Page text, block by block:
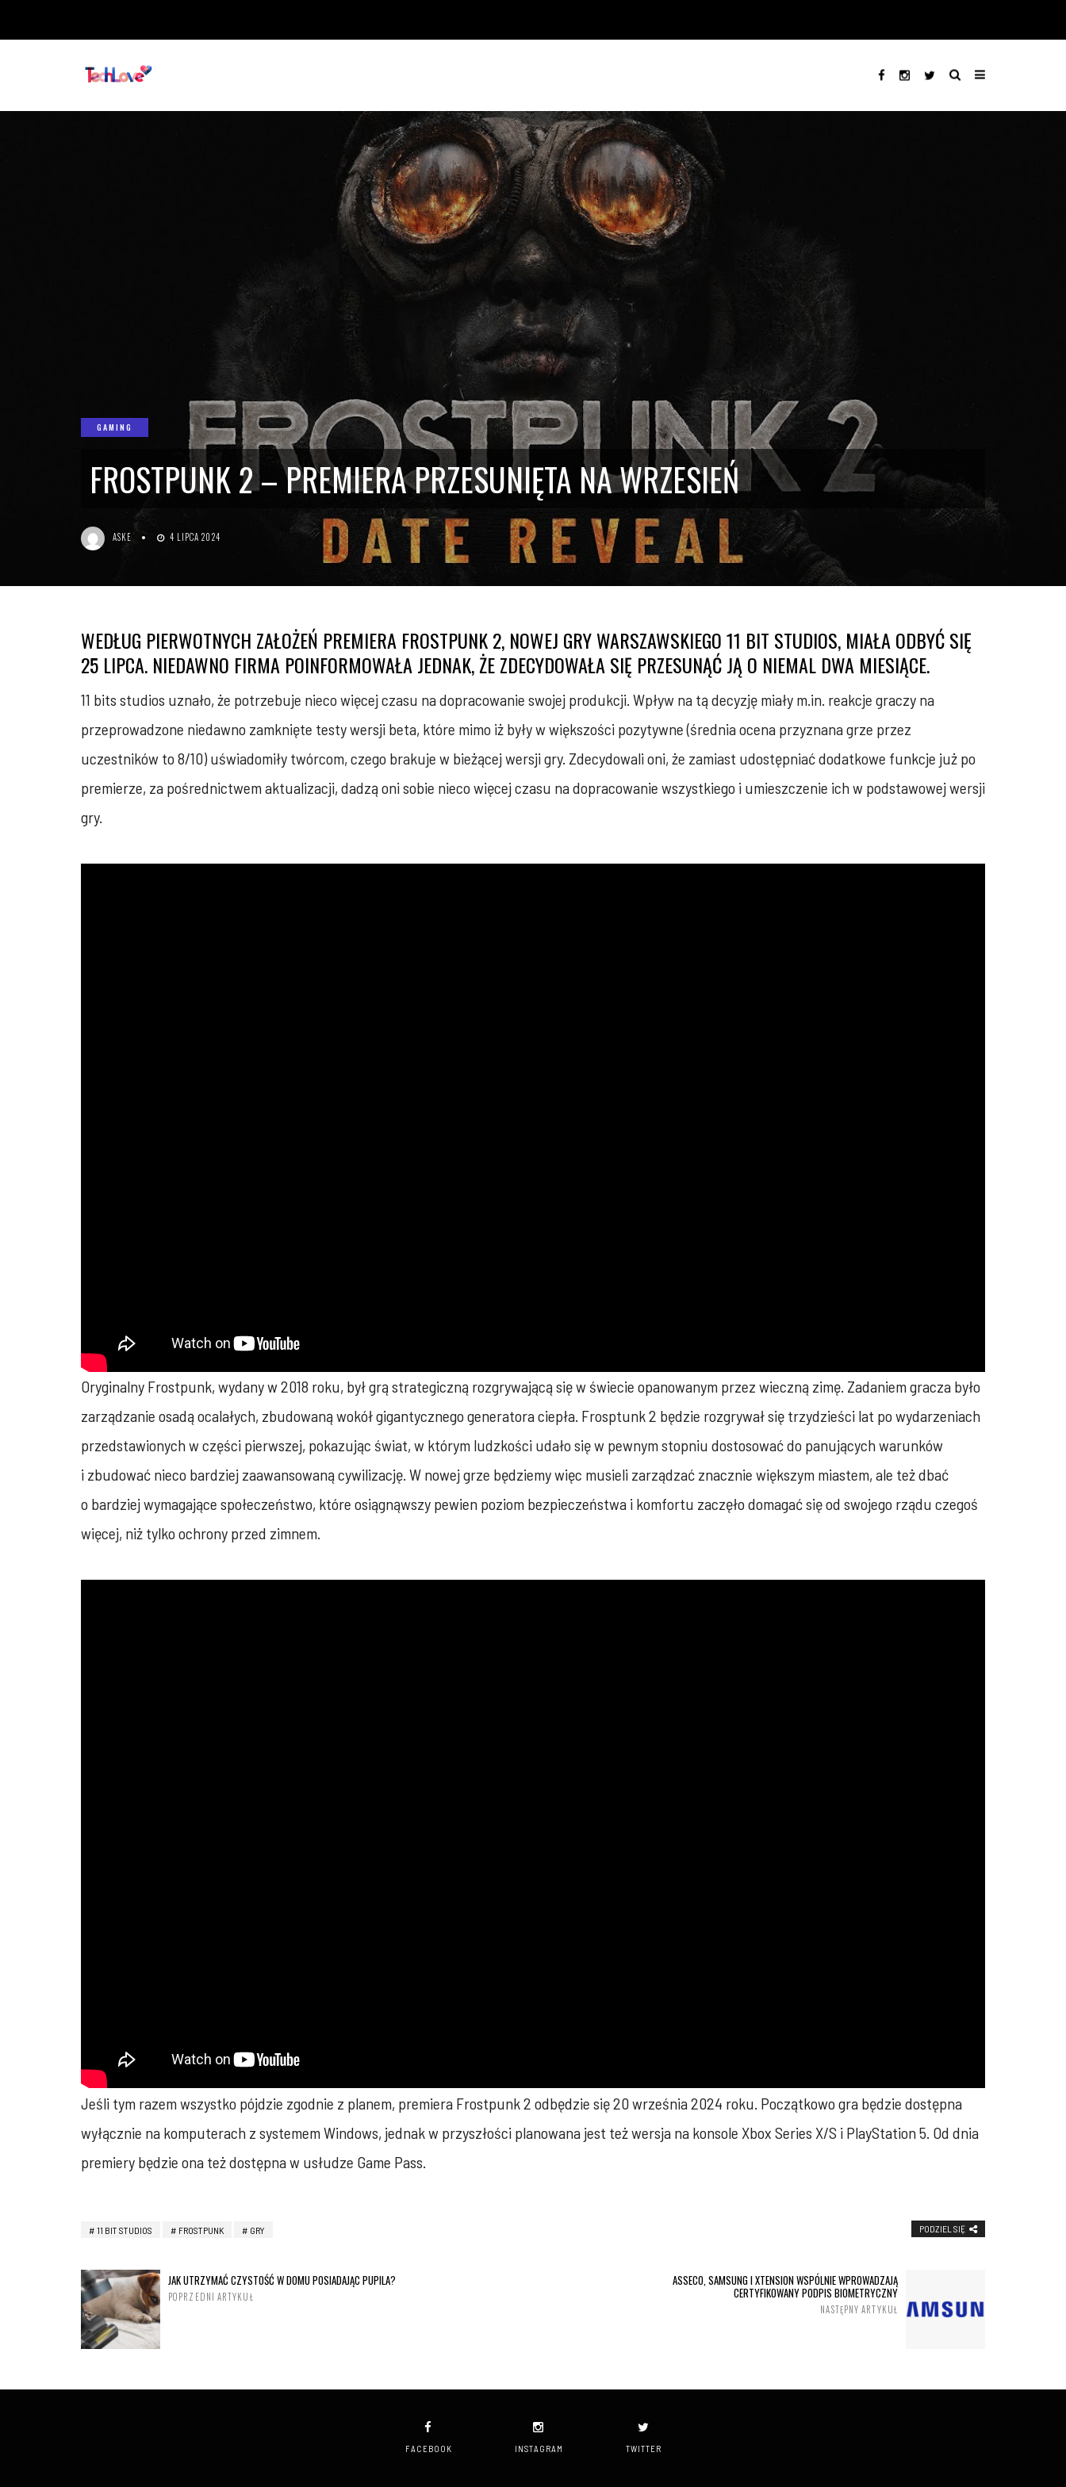
GAMING
FROSTPUNK 2 – PREMIERA PRZESUNIĘTA NA WRZESIEŃ
ASKE 4 LIPCA 2024
WEDŁUG PIERWOTNYCH ZAŁOŻEŃ PREMIERA FROSTPUNK 2, NOWEJ GRY WARSZAWSKIEGO 11 BIT STUDIOS, MIAŁA ODBYĆ SIĘ
25 LIPCA. NIEDAWNO FIRMA POINFORMOWAŁA JEDNAK, ŻE ZDECYDOWAŁA SIĘ PRZESUNĄĆ JĄ O NIEMAL DWA MIESIĄCE.
11 bits studios uznało, że potrzebuje nieco więcej czasu na dopracowanie swojej produkcji. Wpływ na tą decyzję miały m.in. reakcje graczy na
przeprowadzone niedawno zamknięte testy wersji beta, które mimo iż były w większości pozytywne (średnia ocena przyznana grze przez
uczestników to 8/10) uświadomiły twórcom, czego brakuje w bieżącej wersji gry. Zdecydowali oni, że zamiast udostępniać dodatkowe funkcje już po
premierze, za pośrednictwem aktualizacji, dadzą oni sobie nieco więcej czasu na dopracowanie wszystkiego i umieszczenie ich w podstawowej wersji
gry.
Oryginalny Frostpunk, wydany w 2018 roku, był grą strategiczną rozgrywającą się w świecie opanowanym przez wieczną zimę. Zadaniem gracza było
zarządzanie osadą ocalałych, zbudowaną wokół gigantycznego generatora ciepła. Frosptunk 2 będzie rozgrywał się trzydzieści lat po wydarzeniach
przedstawionych w części pierwszej, pokazując świat, w którym ludzkości udało się w pewnym stopniu dostosować do panujących warunków
i zbudować nieco bardziej zaawansowaną cywilizację. W nowej grze będziemy więc musieli zarządzać znacznie większym miastem, ale też dbać
o bardziej wymagające społeczeństwo, które osiągnąwszy pewien poziom bezpieczeństwa i komfortu zaczęło domagać się od swojego rządu czegoś
więcej, niż tylko ochrony przed zimnem.
Jeśli tym razem wszystko pójdzie zgodnie z planem, premiera Frostpunk 2 odbędzie się 20 września 2024 roku. Początkowo gra będzie dostępna
wyłącznie na komputerach z systemem Windows, jednak w przyszłości planowana jest też wersja na konsole Xbox Series X/S i PlayStation 5. Od dnia
premiery będzie ona też dostępna w usłudze Game Pass.
11 BIT STUDIOS FROSTPUNK GRY PODZIEL SIĘ
JAK UTRZYMAĆ CZYSTOŚĆ W DOMU POSIADAJĄC PUPILA?
POPRZEDNI ARTYKUŁ
ASSECO, SAMSUNG I XTENSION WSPÓLNIE WPROWADZAJĄ
CERTYFIKOWANY PODPIS BIOMETRYCZNY
NASTĘPNY ARTYKUŁ
FACEBOOK INSTAGRAM TWITTER